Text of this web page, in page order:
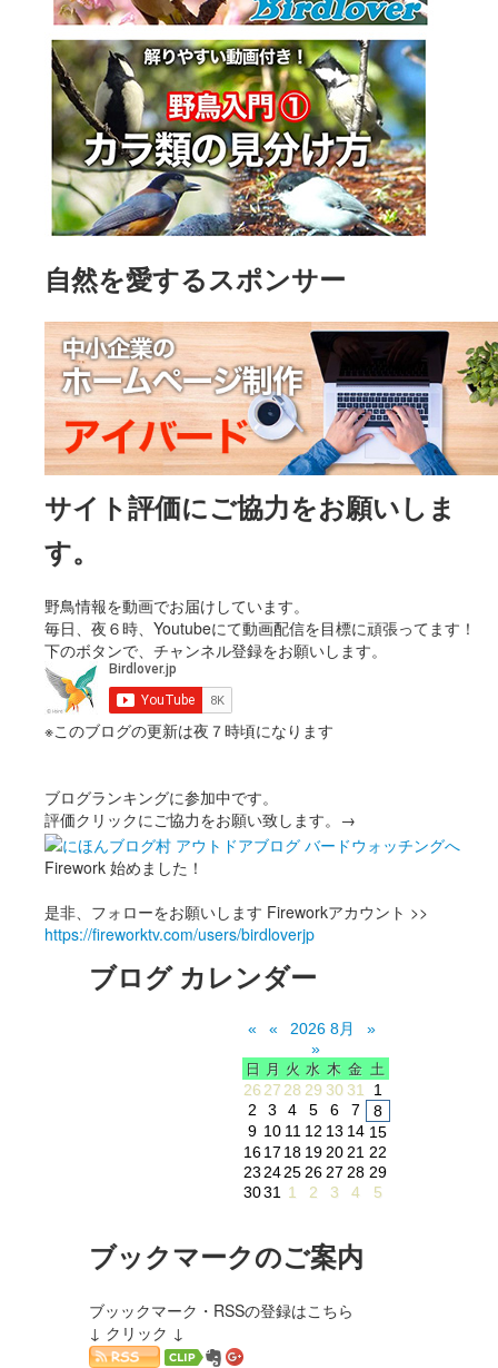
自然を愛するスポンサー
サイト評価にご協力をお願いしま
す。
野鳥情報を動画でお届けしています。
毎日、夜６時、Youtubeにて動画配信を目標に頑張ってます！
下のボタンで、チャンネル登録をお願いします。
※このブログの更新は夜７時頃になります
ブログランキングに参加中です。
評価クリックにご協力をお願い致します。→
Firework 始めました！
是非、フォローをお願いします Fireworkアカウント >>
https://fireworktv.com/users/birdloverjp
ブログ カレンダー
« « 2026 8月
»
»
日 月 火 水 木 金 土
26 27 28 29 30 31
1
2
3 4 5 6 7
8
9 10 11 12 13 14 15
1617 18 19 20 21 22
232425 26 27 28 29
3031 1 2 3 4 5
ブックマークのご案内
ブッックマーク・RSSの登録はこちら
↓ クリック ↓